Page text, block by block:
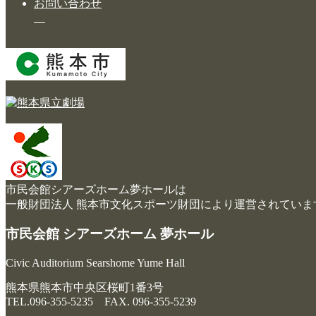
設
細・
資
料
ア
ク
セ
ス
よ
く
あ
る
ご
質
お問い合わせ
市民会館シアーズホーム夢ホールは
一般財団法人 熊本市文化スポーツ財団により運営されていま
市民会館 シアーズホーム 夢ホール
Civic Auditorium Searshome Yume Hall
熊本県熊本市中央区桜町1番3号
TEL.096-355-5235 FAX. 096-355-5239
大ホール
大会議室（小ホール）
中小会議室
施設ご利用について
予約のごあんない
施設使用料について
各施設の設備詳細・資料
アクセス